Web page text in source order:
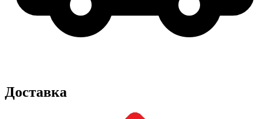
Доставка